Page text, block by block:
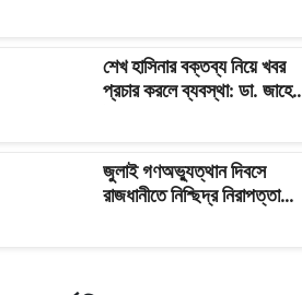
শেখ হাসিনার বক্তব্য নিয়ে খবর
প্রচার করলে ব্যবস্থা: ডা. জাহেদ
জুলাই গণঅভ্যুত্থান দিবসে
রাজধানীতে নিশ্ছিদ্র নিরাপত্তা